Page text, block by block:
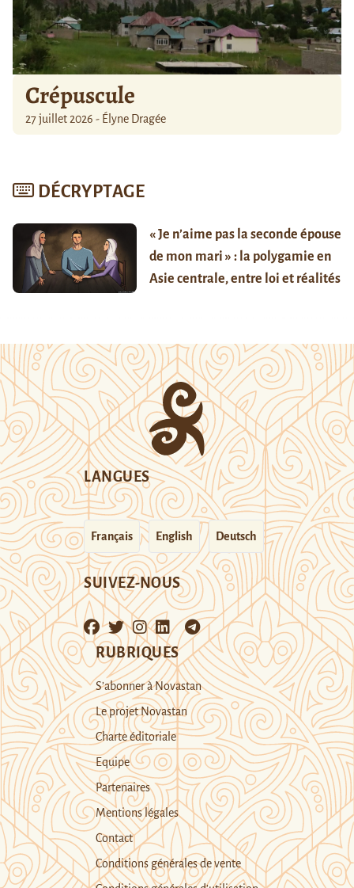
Crépuscule
27 juillet 2026 - Élyne Dragée
DÉCRYPTAGE
« Je n’aime pas la seconde épouse
de mon mari » : la polygamie en
Asie centrale, entre loi et réalités
LANGUES
Français English Deutsch
SUIVEZ-NOUS
RUBRIQUES
S’abonner à Novastan
Le projet Novastan
Charte éditoriale
Equipe
Partenaires
Mentions légales
Contact
Conditions générales de vente